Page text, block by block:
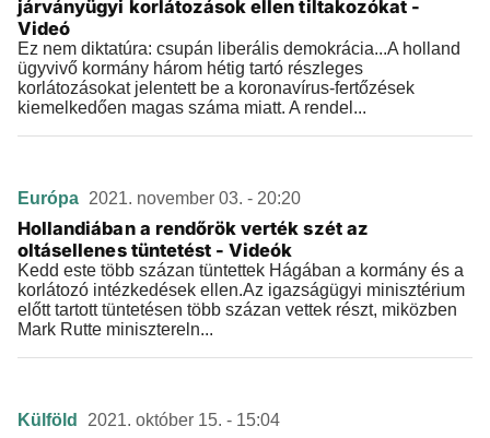
járványügyi korlátozások ellen tiltakozókat -
Videó
Ez nem diktatúra: csupán liberális demokrácia...A holland
ügyvivő kormány három hétig tartó részleges
korlátozásokat jelentett be a koronavírus-fertőzések
kiemelkedően magas száma miatt. A rendel...
Európa 2021. november 03. - 20:20
Hollandiában a rendőrök verték szét az
oltásellenes tüntetést - Videók
Kedd este több százan tüntettek Hágában a kormány és a
korlátozó intézkedések ellen.Az igazságügyi minisztérium
előtt tartott tüntetésen több százan vettek részt, miközben
Mark Rutte minisztereln...
Külföld 2021. október 15. - 15:04